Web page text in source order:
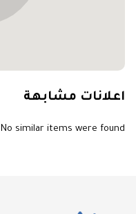
اعلانات مشابهة
No similar items were found